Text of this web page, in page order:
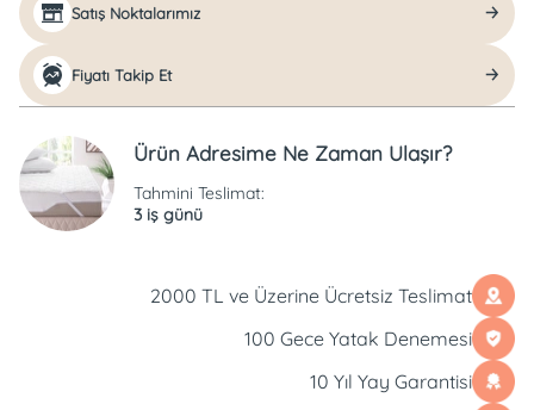
Satış Noktalarımız
Fiyatı Takip Et
Ürün Adresime Ne Zaman Ulaşır?
Tahmini Teslimat:
3 iş günü
2000 TL ve Üzerine Ücretsiz Teslimat
100 Gece Yatak Denemesi
10 Yıl Yay Garantisi